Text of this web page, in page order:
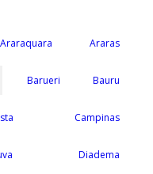
Araraquara Araras
Barueri Bauru
Campinas
Diadema